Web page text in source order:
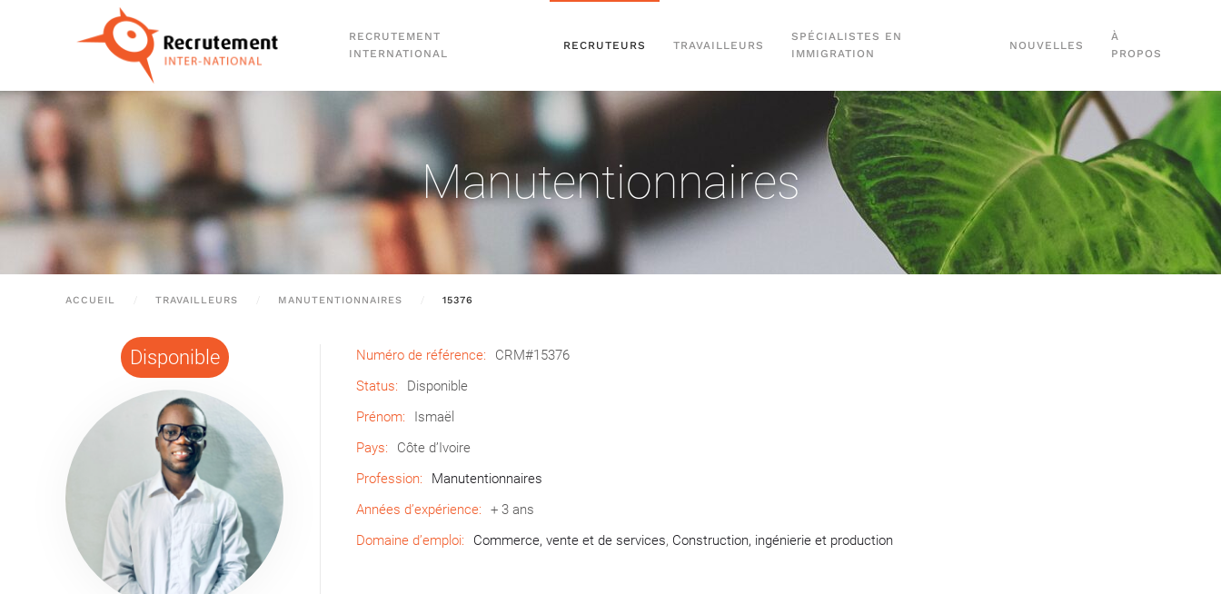
Passer au contenu principal
RECRUTEMENT
INTERNATIONAL
RECRUTEURS TRAVAILLEURS
SPÉCIALISTES EN
IMMIGRATION
NOUVELLES
À
PROPOS
Manutentionnaires
ACCUEIL TRAVAILLEURS MANUTENTIONNAIRES 15376
Disponible Numéro de référence:
CRM#15376
Status:
Disponible
Prénom:
Ismaël
Pays:
Côte d’Ivoire
Profession:
Manutentionnaires
Années d’expérience:
+ 3 ans
Domaine d’emploi:
Commerce, vente et de services, Construction, ingénierie et production